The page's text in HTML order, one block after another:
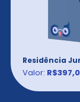
Residência
Valor: